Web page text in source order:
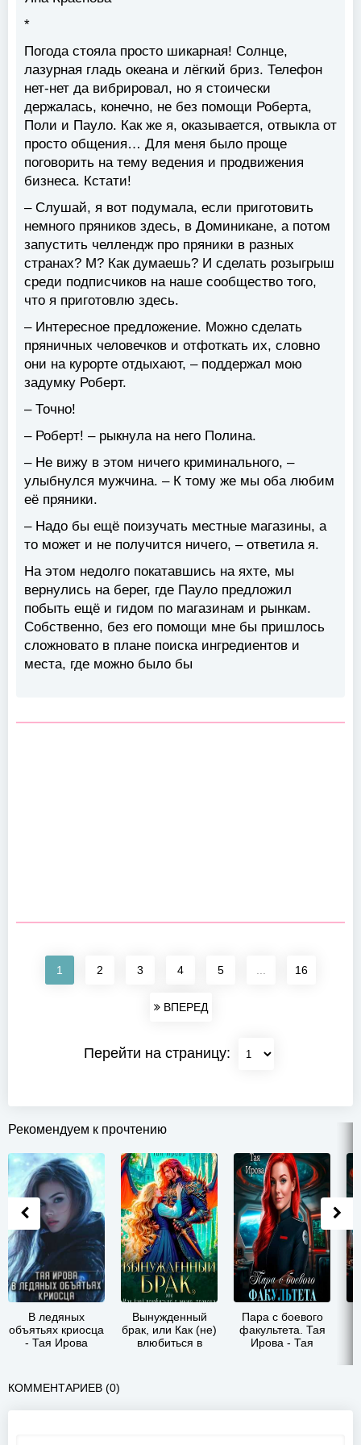
*
Погода стояла просто шикарная! Солнце,
лазурная гладь океана и лёгкий бриз. Телефон
нет-нет да вибрировал, но я стоически
держалась, конечно, не без помощи Роберта,
Поли и Пауло. Как же я, оказывается, отвыкла от
просто общения… Для меня было проще
поговорить на тему ведения и продвижения
бизнеса. Кстати!
– Слушай, я вот подумала, если приготовить
немного пряников здесь, в Доминикане, а потом
запустить челлендж про пряники в разных
странах? М? Как думаешь? И сделать розыгрыш
среди подписчиков на наше сообщество того,
что я приготовлю здесь.
– Интересное предложение. Можно сделать
пряничных человечков и отфоткать их, словно
они на курорте отдыхают, – поддержал мою
задумку Роберт.
– Точно!
– Роберт! – рыкнула на него Полина.
– Не вижу в этом ничего криминального, –
улыбнулся мужчина. – К тому же мы оба любим
её пряники.
– Надо бы ещё поизучать местные магазины, а
то может и не получится ничего, – ответила я.
На этом недолго покатавшись на яхте, мы
вернулись на берег, где Пауло предложил
побыть ещё и гидом по магазинам и рынкам.
Собственно, без его помощи мне бы пришлось
сложновато в плане поиска ингредиентов и
места, где можно было бы
1 2 3 4 5 16
ВПЕРЕД
Перейти на страницу:
Рекомендуем к прочтению
В ледяных
объятьях криосца
- Тая Ирова
Вынужденный
брак, или Как (не)
влюбиться в
Пара с боевого
факультета. Тая
Ирова - Тая
КОММЕНТАРИЕВ (0)